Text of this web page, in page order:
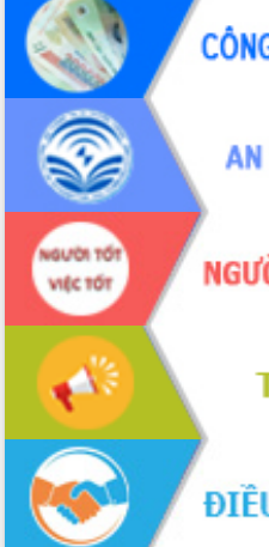
Hòn Yến phát triển du lịch gắn với bảo
tồn biển
Lấy ý kiến điều chỉnh Quy hoạch tỉnh
Đắk Lắk thời kỳ 2021-2030, tầm nhìn
đến năm 2050
Phát động chiến dịch 30 ngày đêm
giải phóng mặt bằng Tuyến đường bộ
ven biển
Đắk Lắk nỗ lực thúc đẩy tăng trưởng
kinh tế từ 10% trở lên trong Quý
II/2026
Đắk Lắk ký kết thỏa thuận hợp tác về
chuyển đổi số giai đoạn 2026 – 2030
với Tập đoàn Bưu chính Viễn thông
Việt Nam
Thứ trưởng Bộ Y tế làm việc với tỉnh
Đắk Lắk về phát triển nhân lực y tế
cho trạm y tế cấp xã
Du lịch Đắk Lắk nâng tầm trải nghiệm
du khách thông qua Hệ thống cơ sở dữ
liệu và Bản đồ số